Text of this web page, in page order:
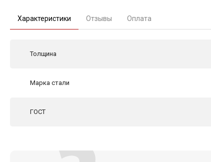
Характеристики Отзывы Оплата
Толщина
Марка стали
ГОСТ